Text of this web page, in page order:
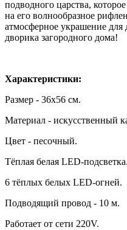
подводного царства,
на его волнообразное
атмосферное украшение для
дворика загородного дома!
Характеристики:
Размер - 36х56 см.
Материал - искусственный
Цвет - песочный.
Тёплая белая LED-подсветка.
6 тёплых белых LED-огней.
Подводящий провод - 10 м.
Работает от сети 220V.